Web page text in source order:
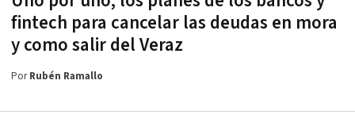
fintech para cancelar las deudas en mora
y como salir del Veraz
PorRubén Ramallo